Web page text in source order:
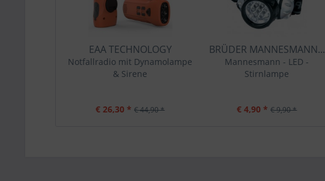
EAA TECHNOLOGY
Notfallradio mit Dynamolampe
& Sirene
€ 26,30 * € 44,90 *
BRÜDER MANNESMANN...
Mannesmann - LED -
Stirnlampe
€ 4,90 * € 9,90 *